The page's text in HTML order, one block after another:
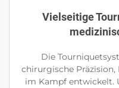
Vielseitige
Die
chirurgische
im Kampf entwickelt.